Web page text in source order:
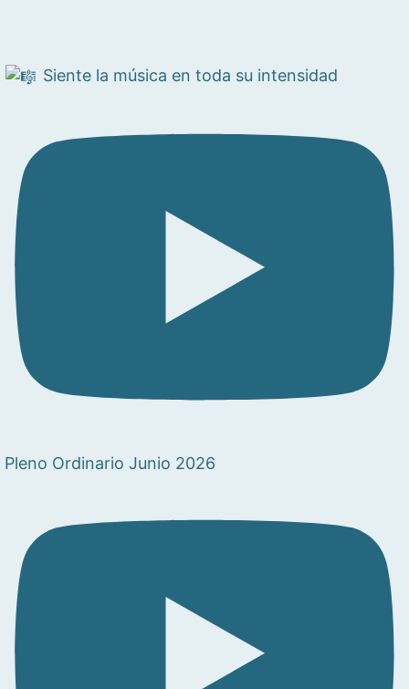
Siente la música en toda su intensidad
Pleno Ordinario Junio 2026